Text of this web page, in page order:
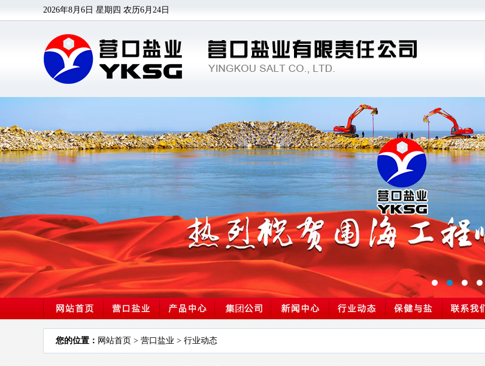
2026年8月6日 星期四 农历6月24日
您的位置： 网站首页 > 营口盐业 > 行业动态